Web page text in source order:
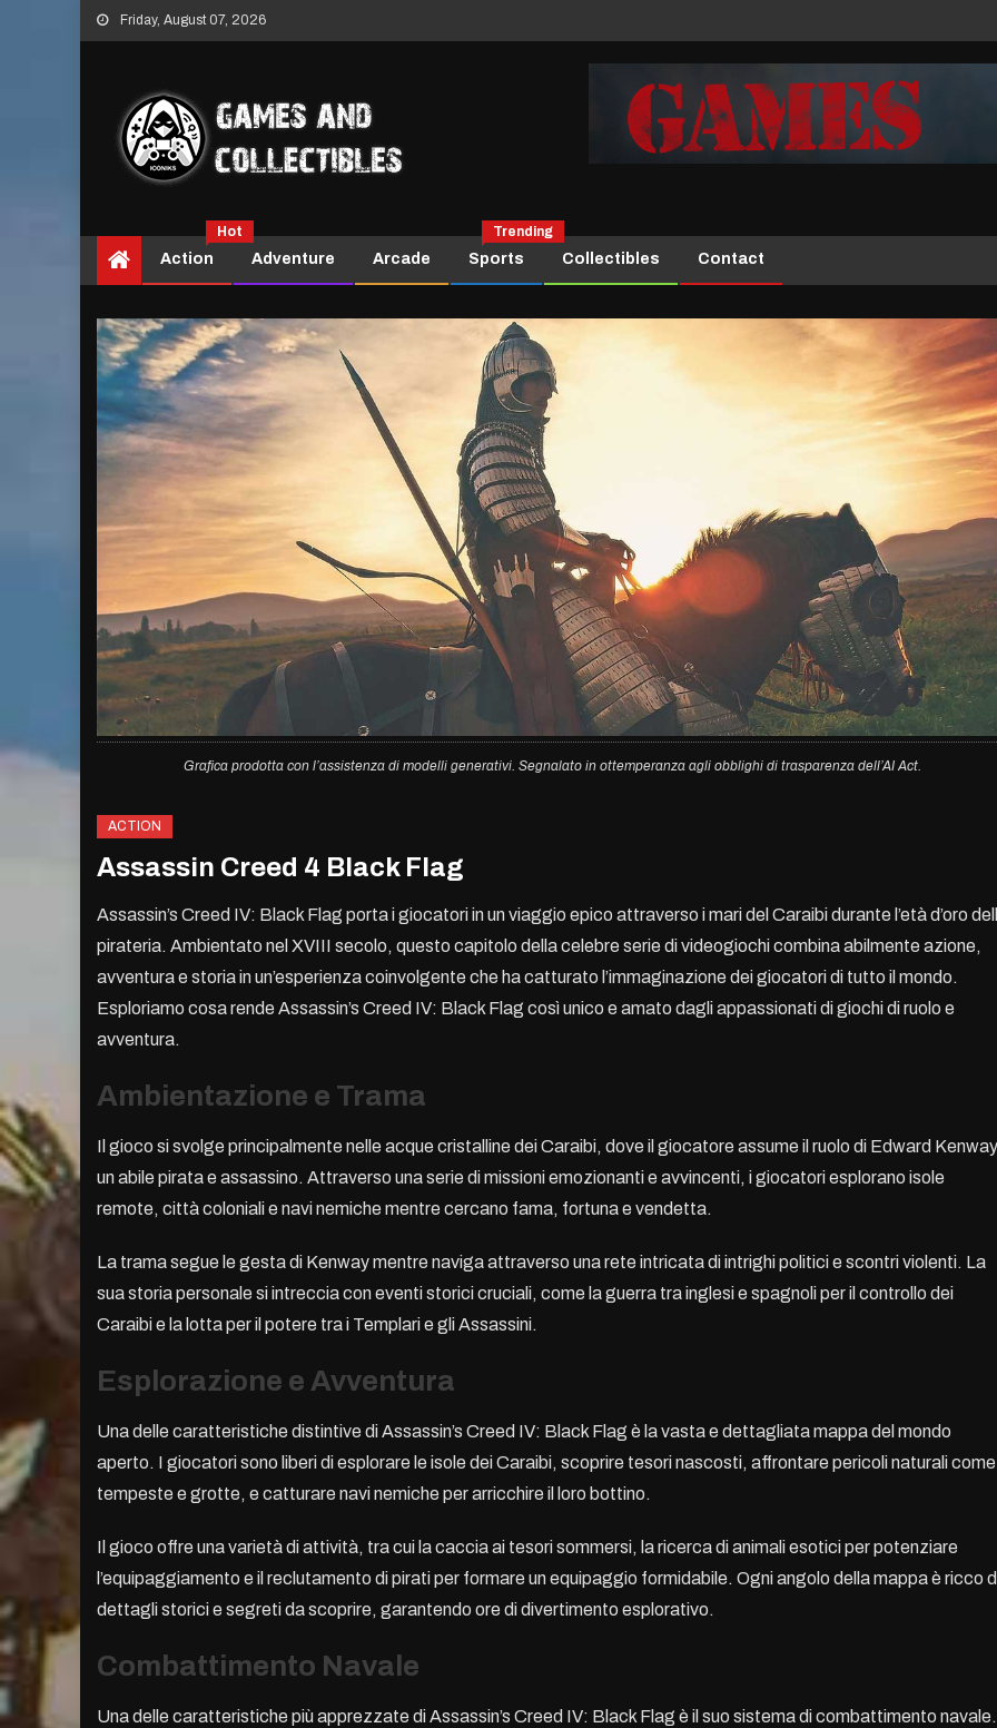
Skip
to
Friday, August 07, 2026
Action
Hot
Adventure Arcade Sports
Trending
Collectibles Contact
Grafica prodotta con l’assistenza di modelli generativi. Segnalato in ottemperanza agli obblighi di trasparenza dell’AI Act.
ACTION
Assassin Creed 4 Black Flag
Assassin’s Creed IV: Black Flag porta i giocatori in un viaggio epico attraverso i mari del ​​Caraibi durante l’età d’oro
pirateria. Ambientato nel XVIII secolo, questo capitolo della celebre serie di videogiochi combina abilmente azione,
avventura e storia in un’esperienza coinvolgente che ha catturato l’immaginazione dei giocatori di tutto il mondo.
Esploriamo cosa rende Assassin’s Creed IV: Black Flag così unico e amato dagli appassionati di giochi di ruolo e
avventura.
Ambientazione e Trama
Il gioco si svolge principalmente nelle acque cristalline dei Caraibi, dove il giocatore assume il ruolo di Edward
un abile pirata e assassino. Attraverso una serie di missioni emozionanti e avvincenti, i giocatori esplorano isole
remote, città coloniali e navi nemiche mentre cercano fama, fortuna e vendetta.
La trama segue le gesta di Kenway mentre naviga attraverso una rete intricata di intrighi politici e scontri violenti. La
sua storia personale si intreccia con eventi storici cruciali, come la guerra tra inglesi e spagnoli per il controllo dei
Caraibi e la lotta per il potere tra i Templari e gli Assassini.
Esplorazione e Avventura
Una delle caratteristiche distintive di Assassin’s Creed IV: Black Flag è la vasta e dettagliata mappa del mondo
aperto. I giocatori sono liberi di esplorare le isole dei Caraibi, scoprire tesori nascosti, affrontare pericoli naturali come
tempeste e grotte, e catturare navi nemiche per arricchire il loro bottino.
Il gioco offre una varietà di attività, tra cui la caccia ai tesori sommersi, la ricerca di animali esotici per potenziare
l’equipaggiamento e il reclutamento di pirati per formare un equipaggio formidabile. Ogni angolo della mappa è ricco
dettagli storici e segreti da scoprire, garantendo ore di divertimento esplorativo.
Combattimento Navale
Una delle caratteristiche più apprezzate di Assassin’s Creed IV: Black Flag è il suo sistema di combattimento